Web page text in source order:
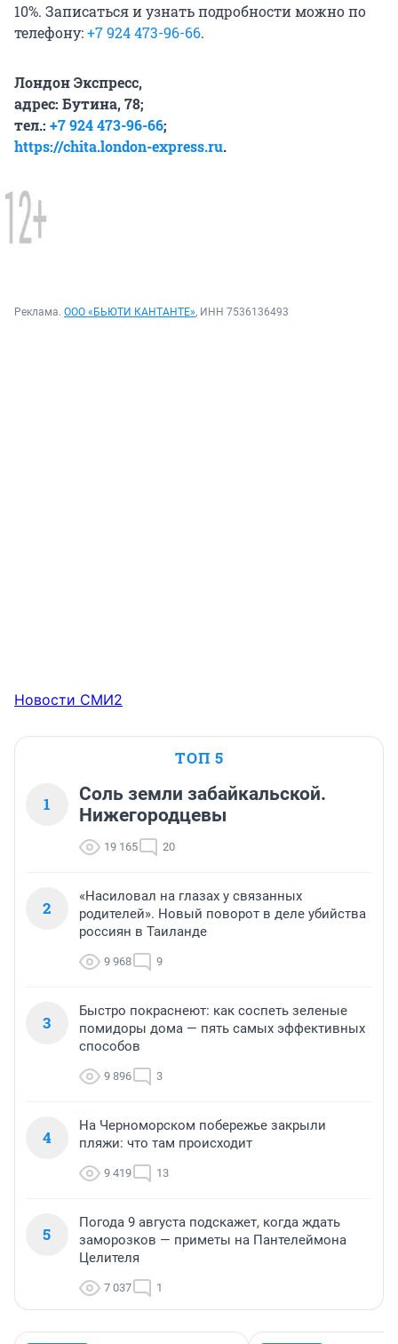
10%. Записаться и узнать подробности можно по
телефону:+7 924 473-96-66.
Лондон Экспресс,
адрес: Бутина, 78;
тел.: +7 924 473-96-66;
https://chita.london-express.ru.
Реклама. ООО «БЬЮТИ КАНТАНТЕ», ИНН 7536136493
Новости СМИ2
ТОП 5
1
Соль земли забайкальской.
Нижегородцевы
19 165 20
2
«Насиловал на глазах у связанных
родителей». Новый поворот в деле убийства
россиян в Таиланде
9 968 9
3
Быстро покраснеют: как соспеть зеленые
помидоры дома — пять самых эффективных
способов
9 896 3
4
На Черноморском побережье закрыли
пляжи: что там происходит
9 419 13
5
Погода 9 августа подскажет, когда ждать
заморозков — приметы на Пантелеймона
Целителя
7 037 1